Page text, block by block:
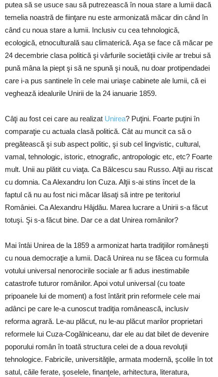
putea să se usuce sau să putrezească în noua stare a lumii dacă
temelia noastră de fiinţare nu este armonizată măcar din când în
când cu noua stare a lumii. Inclusiv cu cea tehnologică,
ecologică, etnoculturală sau climaterică. Aşa se face că măcar pe
24 decembrie clasa politică şi vârfurile societăţii civile ar trebui să
pună mâna la piept şi să ne spună şi nouă, nu doar protipendadei
care i-a pus santinele în cele mai uriaşe cabinete ale lumii, că ei
veghează idealurile Unirii de la 24 ianuarie 1859.
Câţi au fost cei care au realizat Unirea? Puţini. Foarte puţini în
comparaţie cu actuala clasă politică. Cât au muncit ca să o
pregătească şi sub aspect politic, şi sub cel lingvistic, cultural,
vamal, tehnologic, istoric, etnografic, antropologic etc, etc? Foarte
mult. Unii au plătit cu viaţa. Ca Bălcescu sau Russo. Alţii au riscat
cu domnia. Ca Alexandru Ion Cuza. Alţii s-ai stins încet de la
faptul că nu au fost nici măcar lăsaţi să intre pe teritoriul
României. Ca Alexandru Hâjdău. Marea lucrare a Unirii s-a făcut
totuşi. Şi s-a făcut bine. Dar ce a dat Unirea românilor?
Mai întâi Unirea de la 1859 a armonizat harta tradiţiilor româneşti
cu noua democraţie a lumii. Dacă Unirea nu se făcea cu formula
votului universal nenorocirile sociale ar fi adus inestimabile
catastrofe tuturor românilor. Apoi votul universal (cu toate
pripoanele lui de moment) a fost întărit prin reformele cele mai
adânci pe care le-a cunoscut tradiţia românească, inclusiv
reforma agrară. Le-au plăcut, nu le-au plăcut marilor proprietari
reformele lui Cuza-Cogălniceanu, dar ele au dat bilet de devenire
poporului român în toată structura celei de a doua revoluţii
tehnologice. Fabricile, universităţile, armata modernă, şcolile în tot
satul, căile ferate, şoselele, finanţele, arhitectura, literatura,